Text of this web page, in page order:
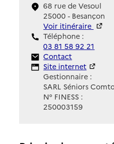
68 rue de Vesoul
25000 - Besançon
Voir itinéraire
Téléphone :
03 81 58 92 21
Contact
Contact
Site Internet
Site internet
Gestionnaire :
SARL Séniors
N° FINESS :
250003159